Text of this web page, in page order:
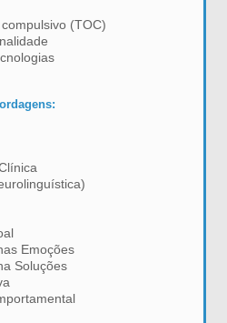
(TOC)
Emoções
Soluções